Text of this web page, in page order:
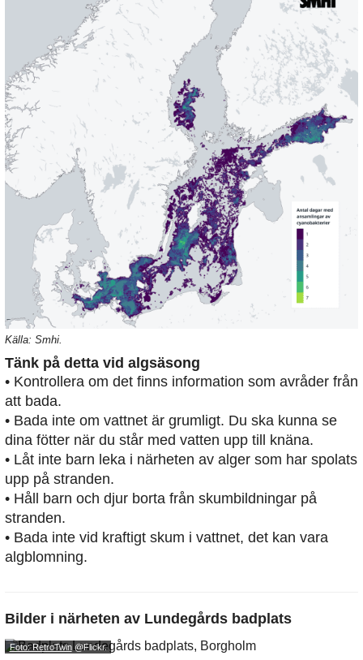
Källa: Smhi.
Tänk på detta vid algsäsong
• Kontrollera om det finns information som avråder från
att bada.
• Bada inte om vattnet är grumligt. Du ska kunna se
dina fötter när du står med vatten upp till knäna.
• Låt inte barn leka i närheten av alger som har spolats
upp på stranden.
• Håll barn och djur borta från skumbildningar på
stranden.
• Bada inte vid kraftigt skum i vattnet, det kan vara
algblomning.
Bilder i närheten av Lundegårds badplats
Foto: RetroTwin@Flickr.